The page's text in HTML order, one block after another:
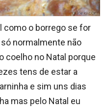
como o borrego se for
normalmente não
coelho no Natal porque
tens de estar a
e sim uns dias
mas pelo Natal eu